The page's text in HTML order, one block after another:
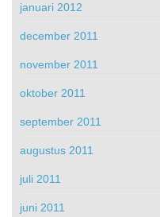
januari 2012
december 2011
november 2011
oktober 2011
september 2011
augustus 2011
juli 2011
juni 2011